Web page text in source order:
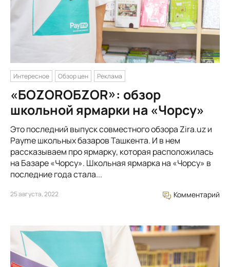
Интересное Обзор цен Реклама
«БОZORОБZOR»: обзор
школьной ярмарки на «Чорсу»
Это последний выпуск совместного обзора Zira.uz и
Payme школьных базаров Ташкента. И в нем
рассказываем про ярмарку, которая расположилась
на Базаре «Чорсу». Школьная ярмарка на «Чорсу» в
последние года стала...
25 августа, 2022 Комментарий